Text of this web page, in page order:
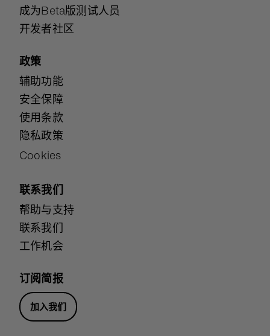
成为Beta版测试人员
开发者社区
政策
辅助功能
安全保障
使用条款
隐私政策
Cookies
联系我们
帮助与支持
联系我们
工作机会
订阅简报
加入我们